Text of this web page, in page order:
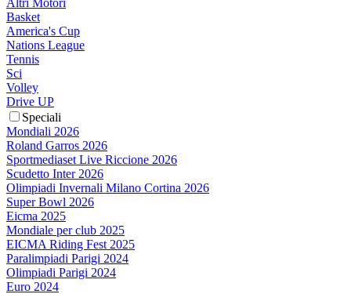
Basket
America's Cup
Nations League
Tennis
Sci
Volley
Drive UP
Speciali
Mondiali 2026
Roland Garros 2026
Sportmediaset Live Riccione 2026
Scudetto Inter 2026
Olimpiadi Invernali Milano Cortina 2026
Super Bowl 2026
Eicma 2025
Mondiale per club 2025
EICMA Riding Fest 2025
Paralimpiadi Parigi 2024
Olimpiadi Parigi 2024
Euro 2024